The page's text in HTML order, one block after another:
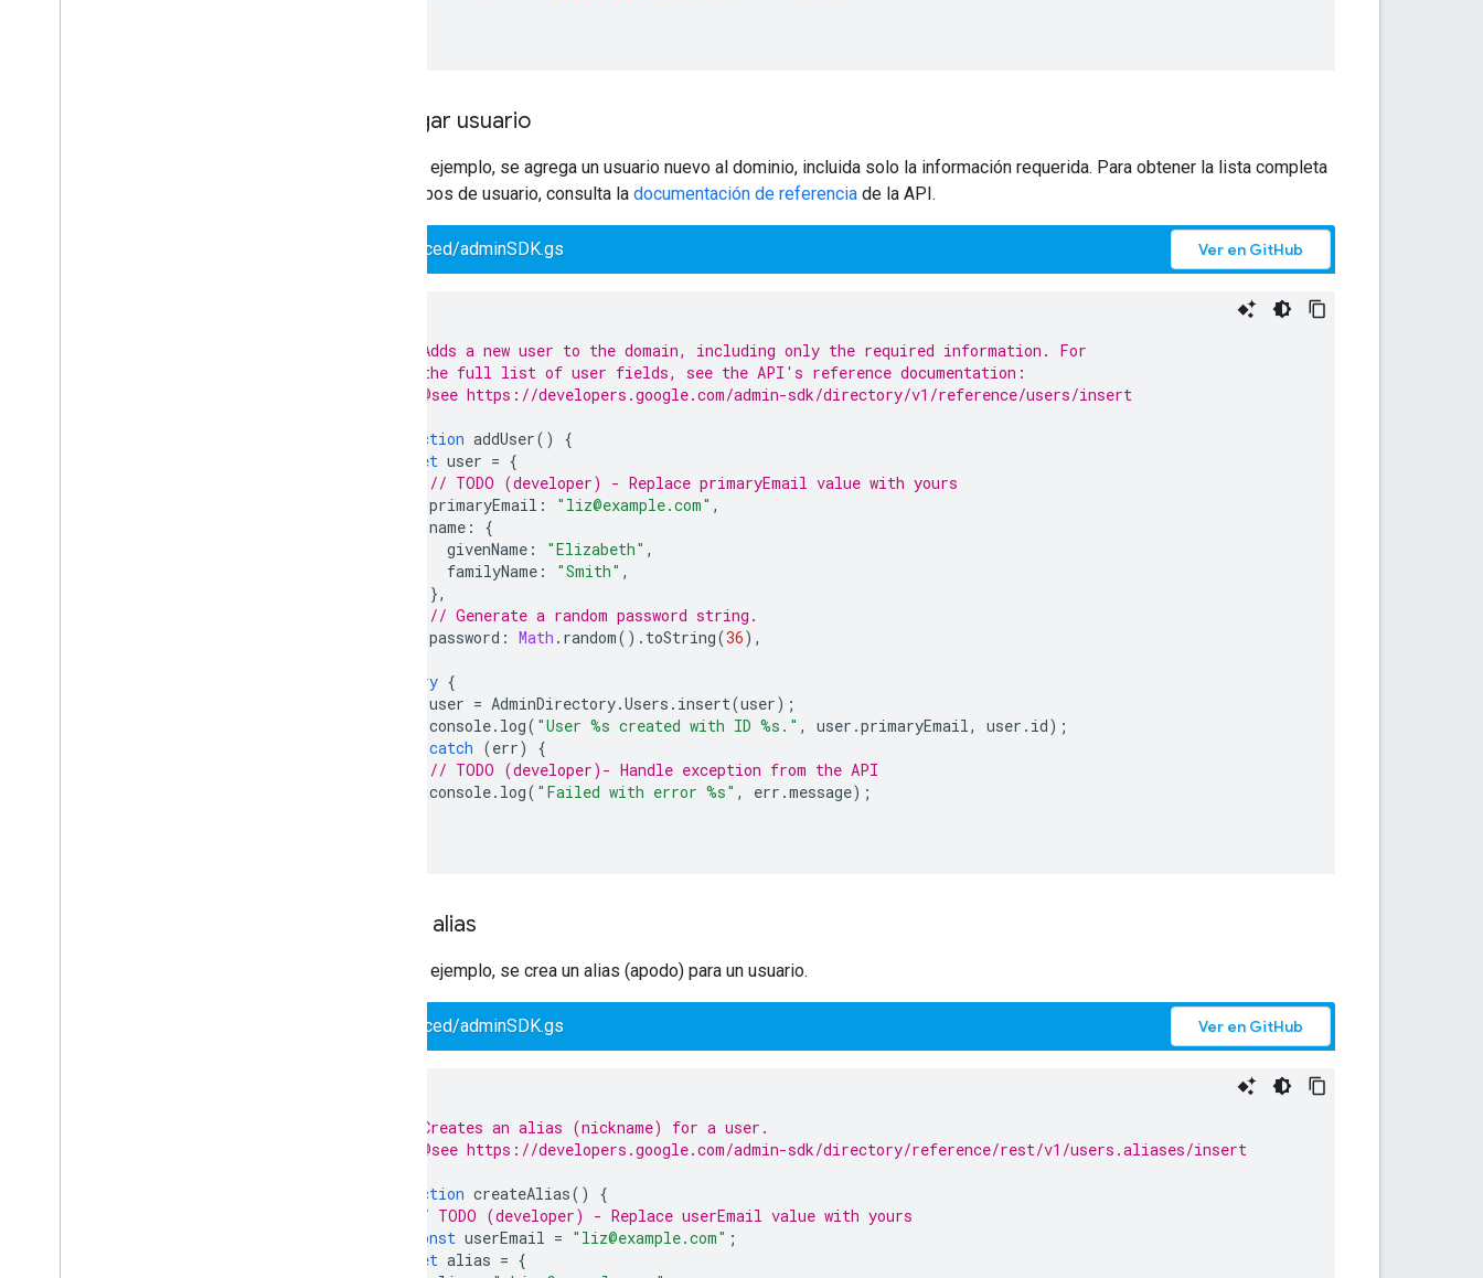
Agregar usuario
En este ejemplo, se agrega un usuario nuevo al dominio, incluida solo la información requerida. Para obtener la lista completa
de campos de usuario, consulta la documentación de referencia de la API.
advanced/adminSDK.gs Ver en GitHub
* Adds a new user to the domain, including only the required information. For
* the full list of user fields, see the API's reference documentation:
* @see https://developers.google.com/admin-sdk/directory/v1/reference/users/insert
function addUser()
{
let user = {
// TODO (developer) - Replace primaryEmail value with yours
primaryEmail : "liz@example.com" ,
name :
{
givenName : "Elizabeth" ,
familyName : "Smith" ,
},
// Generate a random password string.
password : Math . random(). toString(36),
try {
user = AdminDirectory.Users . insert(user);
console. log( "User %s created with ID %s." , user .primaryEmail, user . id);
catch (err)
{
// TODO (developer)- Handle exception from the API
console. log( "Failed with error %s" , err .message);
Crear alias
En este ejemplo, se crea un alias (apodo) para un usuario.
advanced/adminSDK.gs Ver en GitHub
* Creates an alias (nickname) for a user.
* @see https://developers.google.com/admin-sdk/directory/reference/rest/v1/users.aliases/insert
function createAlias()
{
// TODO (developer) - Replace userEmail value with yours
const userEmail = "liz@example.com" ;
let alias = {